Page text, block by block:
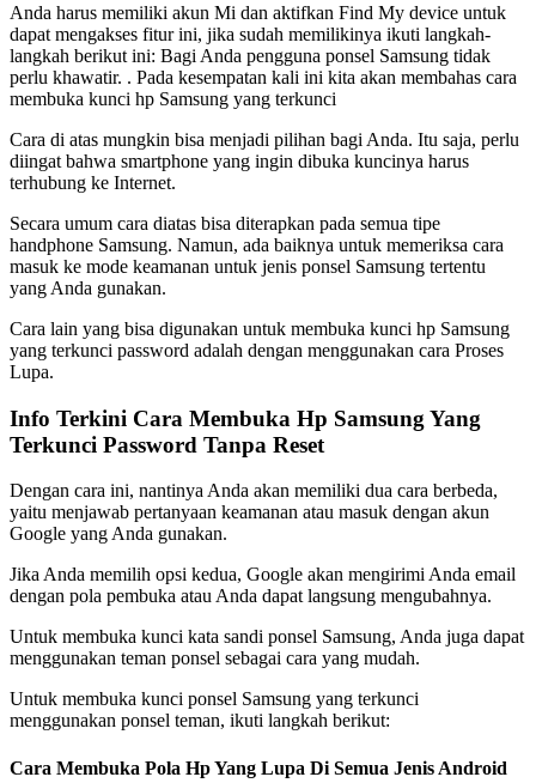
Anda harus memiliki akun Mi dan aktifkan Find My device untuk
dapat mengakses fitur ini, jika sudah memilikinya ikuti langkah-
langkah berikut ini: Bagi Anda pengguna ponsel Samsung tidak
perlu khawatir. . Pada kesempatan kali ini kita akan membahas cara
membuka kunci hp Samsung yang terkunci
Cara di atas mungkin bisa menjadi pilihan bagi Anda. Itu saja, perlu
diingat bahwa smartphone yang ingin dibuka kuncinya harus
terhubung ke Internet.
Secara umum cara diatas bisa diterapkan pada semua tipe
handphone Samsung. Namun, ada baiknya untuk memeriksa cara
masuk ke mode keamanan untuk jenis ponsel Samsung tertentu
yang Anda gunakan.
Cara lain yang bisa digunakan untuk membuka kunci hp Samsung
yang terkunci password adalah dengan menggunakan cara Proses
Lupa.
Info Terkini Cara Membuka Hp Samsung Yang
Terkunci Password Tanpa Reset
Dengan cara ini, nantinya Anda akan memiliki dua cara berbeda,
yaitu menjawab pertanyaan keamanan atau masuk dengan akun
Google yang Anda gunakan.
Jika Anda memilih opsi kedua, Google akan mengirimi Anda email
dengan pola pembuka atau Anda dapat langsung mengubahnya.
Untuk membuka kunci kata sandi ponsel Samsung, Anda juga dapat
menggunakan teman ponsel sebagai cara yang mudah.
Untuk membuka kunci ponsel Samsung yang terkunci
menggunakan ponsel teman, ikuti langkah berikut:
Cara Membuka Pola Hp Yang Lupa Di Semua Jenis Android